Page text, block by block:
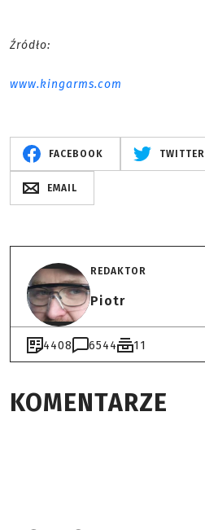
Źródło:
www.kingarms.com
FACEBOOK TWITTER
EMAIL
REDAKTOR
Piotr
4408 6544 11
KOMENTARZE